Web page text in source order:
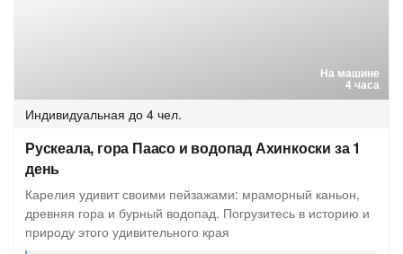
На машине
4 часа
Индивидуальная до 4 чел.
Рускеала, гора Паасо и водопад Ахинкоски за 1
день
Карелия удивит своими пейзажами: мраморный каньон,
древняя гора и бурный водопад. Погрузитесь в историю и
природу этого удивительного края